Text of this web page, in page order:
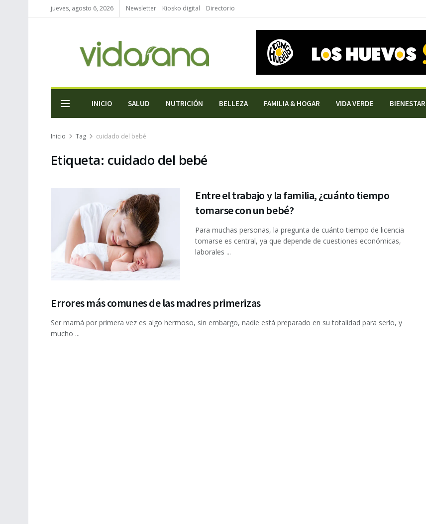
jueves, agosto 6, 2026 Newsletter Kiosko digital Directorio
INICIO SALUD NUTRICIÓN BELLEZA FAMILIA & HOGAR VIDA VERDE BIENESTAR
Inicio Tag cuidado del bebé
Etiqueta: cuidado del bebé
Entre el trabajo y la familia, ¿cuánto tiempo
tomarse con un bebé?
Para muchas personas, la pregunta de cuánto tiempo de licencia
tomarse es central, ya que depende de cuestiones económicas,
laborales ...
Errores más comunes de las madres primerizas
Ser mamá por primera vez es algo hermoso, sin embargo, nadie está preparado en su totalidad para serlo, y
mucho ...